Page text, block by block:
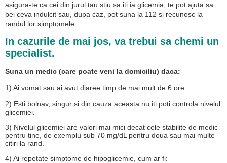
asigura-te ca cei din jurul tau stiu sa iti ia glicemia, te pot ajuta sa
bei ceva indulcit sau, dupa caz, pot suna la 112 si recunosc la
randul lor simptomele.
In cazurile de mai jos, va trebui sa chemi un
specialist.
Suna un medic (care poate veni la domiciliu) daca:
1) Ai vomat sau ai avut diaree timp de mai mult de 6 ore.
2) Esti bolnav, singur si din cauza aceasta nu iti poti controla nivelul
glicemiei.
3) Nivelul glicemiei are valori mai mici decat cele stabilite de medic
pentru tine, de exemplu sub 70 mg/dL pentru doua sau mai multe
citiri la rand.
4) Ai repetate simptome de hipoglicemie, cum ar fi: